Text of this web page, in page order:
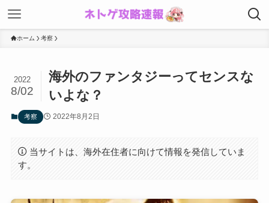
ホーム 考察
海外のファンタジーってセンスな
いよな？
2022
8/02
考察 2022年8月2日
当サイトは、海外在住者に向けて情報を発信していま
す。